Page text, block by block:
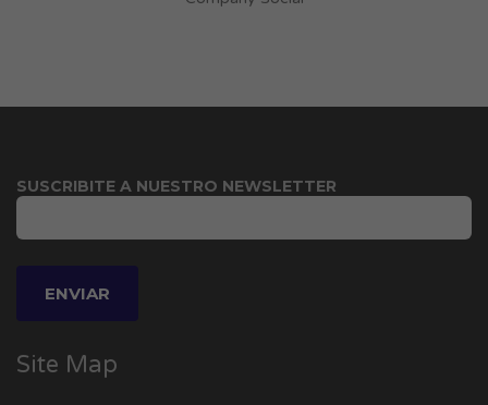
SUSCRIBITE A NUESTRO NEWSLETTER
Site Map